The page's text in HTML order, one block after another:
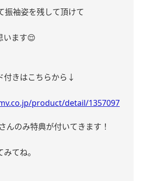
振袖姿を残して頂けて
います😌
付きはこちらから↓
product/detail/1357097
んのみ特典が付いてきます！
てね。